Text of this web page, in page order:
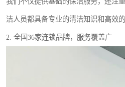
洁人员都具备专业的清洁知识和高效的
2. 全国36家连锁品牌，服务覆盖广